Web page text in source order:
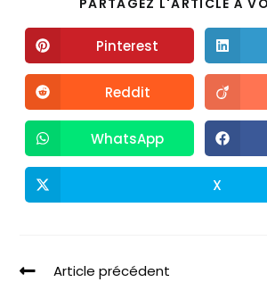
PARTAGEZ L'ARTICLE À
Pinterest
Reddit
WhatsApp
X
Article précédent